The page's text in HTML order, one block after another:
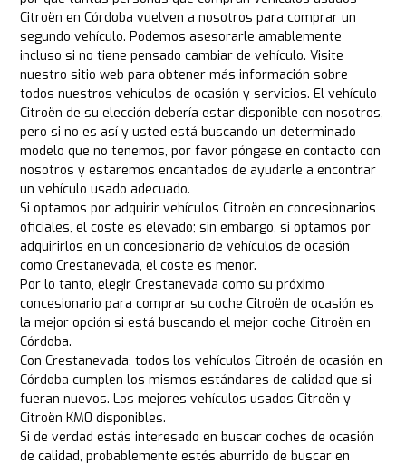
Citroën en Córdoba vuelven a nosotros para comprar un
segundo vehículo. Podemos asesorarle amablemente
incluso si no tiene pensado cambiar de vehículo. Visite
nuestro sitio web para obtener más información sobre
todos nuestros vehículos de ocasión y servicios. El vehículo
Citroën de su elección debería estar disponible con nosotros,
pero si no es así y usted está buscando un determinado
modelo que no tenemos, por favor póngase en contacto con
nosotros y estaremos encantados de ayudarle a encontrar
un vehículo usado adecuado.
Si optamos por adquirir vehículos Citroën en concesionarios
oficiales, el coste es elevado; sin embargo, si optamos por
adquirirlos en un concesionario de vehículos de ocasión
como Crestanevada, el coste es menor.
Por lo tanto, elegir Crestanevada como su próximo
concesionario para comprar su coche Citroën de ocasión es
la mejor opción si está buscando el mejor coche Citroën en
Córdoba.
Con Crestanevada, todos los vehículos Citroën de ocasión en
Córdoba cumplen los mismos estándares de calidad que si
fueran nuevos. Los mejores vehículos usados Citroën y
Citroën KM0 disponibles.
Si de verdad estás interesado en buscar coches de ocasión
de calidad, probablemente estés aburrido de buscar en